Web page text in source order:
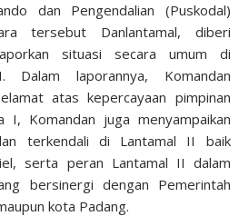
dan Pengendalian (Puskodal)
tersebut Danlantamal, diberi
situasi secara umum di
Dalam laporannya, Komandan
atas kepercayaan pimpinan
I, Komandan juga menyampaikan
terkendali di Lantamal II baik
serta peran Lantamal II dalam
bersinergi dengan Pemerintah
kota Padang.